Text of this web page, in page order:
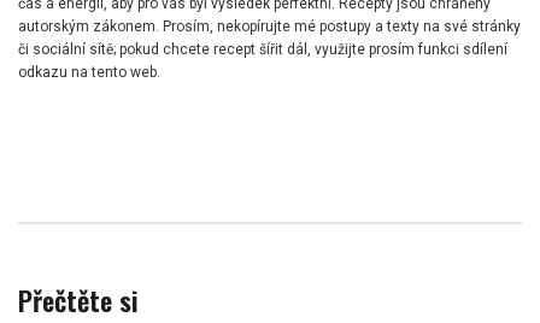
čas a energii, aby pro vás byl výsledek perfektní. Recepty jsou chráněny
autorským zákonem. Prosím, nekopírujte mé postupy a texty na své stránky
či sociální sítě; pokud chcete recept šířit dál, využijte prosím funkci sdílení
odkazu na tento web.
Přečtěte si